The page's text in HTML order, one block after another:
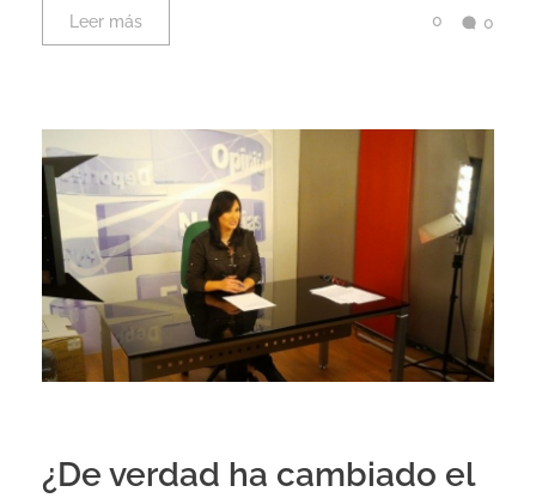
Leer más 0 0
¿De verdad ha cambiado el